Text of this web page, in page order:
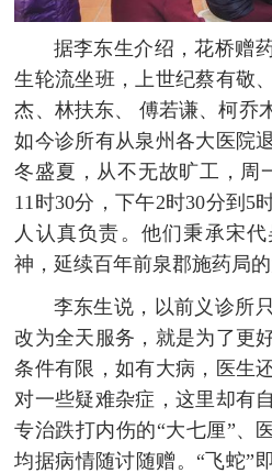
据李东生介绍，花桥赠
生轮流坐班，上世纪蔡有敬
杰、林扶东、 傅若谦、柯乔
如今诊所有从泉州各大医院
冬盛夏，从不无故旷工，周
11时30分，下午2时30分到5
人认真负责。他们秉承宋
神，延续百年前泉郡施药局的
李东生说，以前义诊所
改为全天服务，就是为了更
条件有限，如有大病，医生
对一些疑难杂症，这里却有
专治跌打内伤的“大七厘”、
均据病情随讨随赠。“飞蛇”